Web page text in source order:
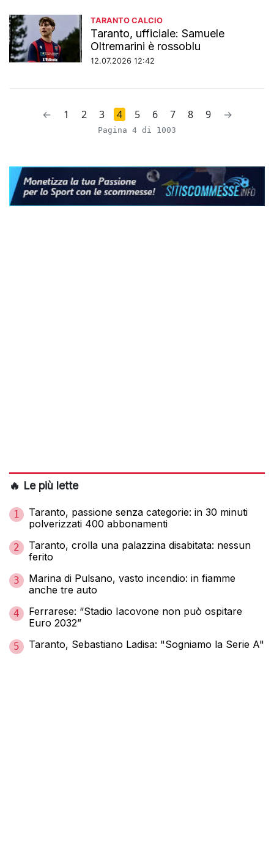
TARANTO CALCIO
Taranto, ufficiale: Samuele
Oltremarini è rossoblu
12.07.2026 12:42
← 1 2 3 4 5 6 7 8 9 →
Pagina 4 di 1003
🔥 Le più lette
1
Taranto, passione senza categorie: in 30 minuti
polverizzati 400 abbonamenti
2
Taranto, crolla una palazzina disabitata: nessun
ferito
3
Marina di Pulsano, vasto incendio: in fiamme
anche tre auto
4
Ferrarese: “Stadio Iacovone non può ospitare
Euro 2032”
5 Taranto, Sebastiano Ladisa: "Sogniamo la Serie A"